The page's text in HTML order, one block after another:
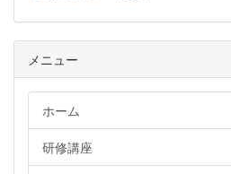
メニュー
ホーム
研修講座